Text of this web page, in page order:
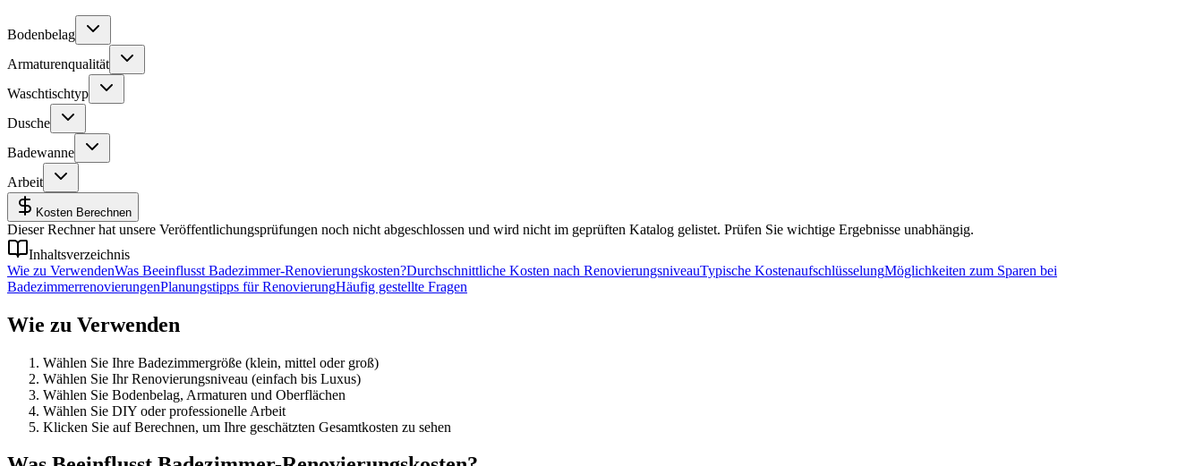
Bodenbelag
Armaturenqualität
Waschtischtyp
Dusche
Badewanne
Arbeit
Kosten Berechnen
Dieser Rechner hat unsere Veröffentlichungsprüfungen noch nicht abgeschlossen und wird nicht im geprüften Katalog gelistet. Prüfen Sie wichtige Ergebnisse unabhängig.
Inhaltsverzeichnis
Wie zu VerwendenWas Beeinflusst Badezimmer-Renovierungskosten?Durchschnittliche Kosten nach RenovierungsniveauTypische KostenaufschlüsselungMöglichkeiten zum Sparen bei
BadezimmerrenovierungenPlanungstipps für RenovierungHäufig gestellte Fragen
Wie zu Verwenden
Wählen Sie Ihre Badezimmergröße (klein, mittel oder groß)
Wählen Sie Ihr Renovierungsniveau (einfach bis Luxus)
Wählen Sie Bodenbelag, Armaturen und Oberflächen
Wählen Sie DIY oder professionelle Arbeit
Klicken Sie auf Berechnen, um Ihre geschätzten Gesamtkosten zu sehen